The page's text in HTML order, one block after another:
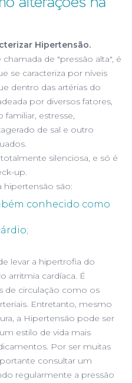
Hipertensão.
de "pressão alta", é
se caracteriza por níveis
dentro das artérias do
por diversos fatores,
familiar, estresse,
de sal e outro
silenciosa, e só é
up.
hipertensão são:
conhecido como
levar a hipertrofia do
arritmia cardíaca. É
de circulação como os
Entretanto, mesmo
a Hipertensão pode ser
estilo de vida mais
Por ser muitas
consultar um
regularmente a pressão